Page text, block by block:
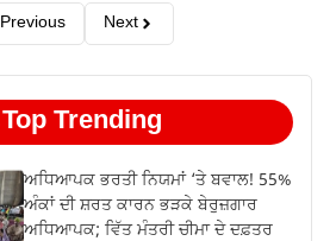
Previous Next
Top Trending
ਅਧਿਆਪਕ ਭਰਤੀ ਨਿਯਮਾਂ ‘ਤੇ ਬਵਾਲ! 55%
ਅੰਕਾਂ ਦੀ ਸ਼ਰਤ ਕਾਰਨ ਭੜਕੇ ਬੇਰੁਜ਼ਗਾਰ
ਅਧਿਆਪਕ; ਵਿੱਤ ਮੰਤਰੀ ਚੀਮਾ ਦੇ ਦਫ਼ਤਰ